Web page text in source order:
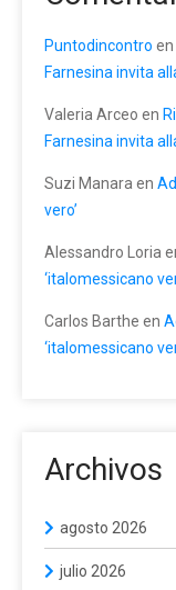
Puntodincontro en
Farnesina invita
Valeria Arceo en
Farnesina invita
Suzi Manara en
vero’
Alessandro Loria
‘italomessicano
Carlos Barthe en
‘italomessicano
Archivos
agosto 2026
julio 2026